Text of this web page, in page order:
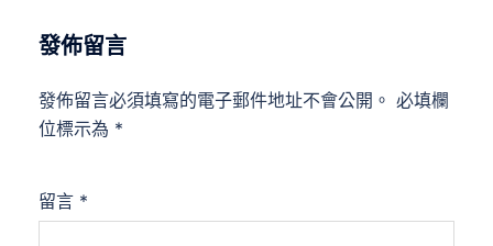
發佈留言
發佈留言必須填寫的電子郵件地址不會公開。 必填欄
位標示為 *
留言 *